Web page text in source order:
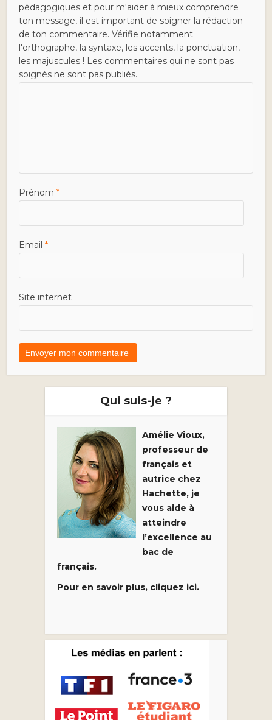
pédagogiques et pour m'aider à mieux comprendre
ton message, il est important de soigner la rédaction
de ton commentaire. Vérifie notamment
l'orthographe, la syntaxe, les accents, la ponctuation,
les majuscules ! Les commentaires qui ne sont pas
soignés ne sont pas publiés.
Prénom*
Email*
Site internet
Qui suis-je ?
Amélie Vioux,
professeur de
français et
autrice chez
Hachette, je
vous aide à
atteindre
l’excellence au
bac de
français.
Pour en savoir plus, cliquez ici.